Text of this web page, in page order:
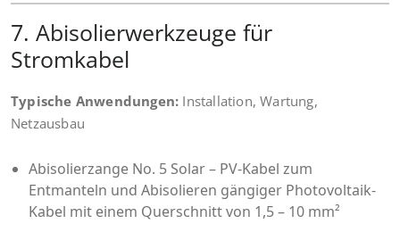
7. Abisolierwerkzeuge für
Stromkabel
Typische Anwendungen: Installation, Wartung,
Netzausbau
Abisolierzange No. 5 Solar – PV-Kabel zum
Entmanteln und Abisolieren gängiger Photovoltaik-
Kabel mit einem Querschnitt von 1,5 – 10 mm²